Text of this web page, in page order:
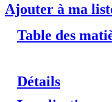
Ajouter à ma
Table des
Détails